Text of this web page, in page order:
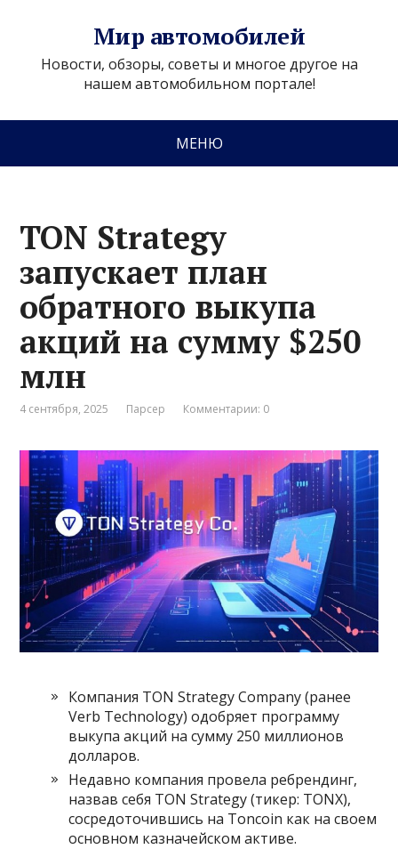
Мир автомобилей
Новости, обзоры, советы и многое другое на
нашем автомобильном портале!
МЕНЮ
TON Strategy
запускает план
обратного выкупа
акций на сумму $250
млн
4 сентября, 2025 Парсер Комментарии: 0
Компания TON Strategy Company (ранее
Verb Technology) одобряет программу
выкупа акций на сумму 250 миллионов
долларов.
Недавно компания провела ребрендинг,
назвав себя TON Strategy (тикер: TONX),
сосредоточившись на Toncoin как на своем
основном казначейском активе.